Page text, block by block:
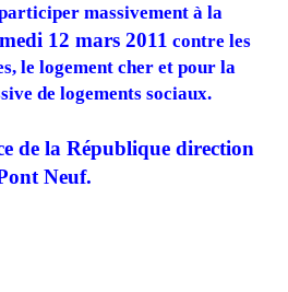
massivement à la
12 mars 2011 contre les
le logement cher et pour la
de logements sociaux.
de la République direction
Neuf.